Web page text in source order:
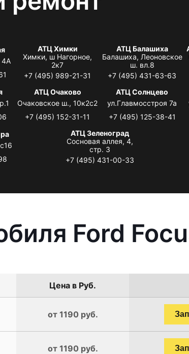
4А
АТЦ Химки
Химки, ш Нагорное,
2к7
+7 (495) 989-21-31
АТЦ Балашиха
Балашиха, Леоновское
ш. вл.8
+7 (495) 431-63-63
АТЦ Очаково
Очаковское ш., 10к2с2
+7 (495) 152-31-11
АТЦ Солнцево
ул.Главмосстроя 7а
+7 (495) 125-38-41
АТЦ Зеленоград
Сосновая аллея, 4,
стр. 3
+7 (495) 431-00-33
Ford
Цена в Руб.
от 1190 руб.
от 1190 руб.